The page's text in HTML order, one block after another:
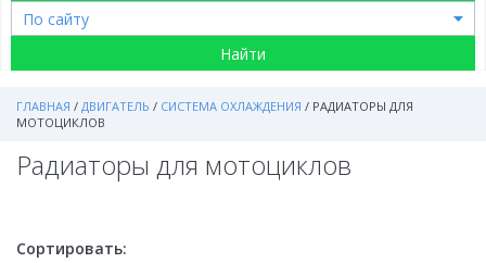
ГЛАВНАЯ / ДВИГАТЕЛЬ / СИСТЕМА ОХЛАЖДЕНИЯ / РАДИАТОРЫ ДЛЯ
МОТОЦИКЛОВ
Радиаторы для мотоциклов
Сортировать: